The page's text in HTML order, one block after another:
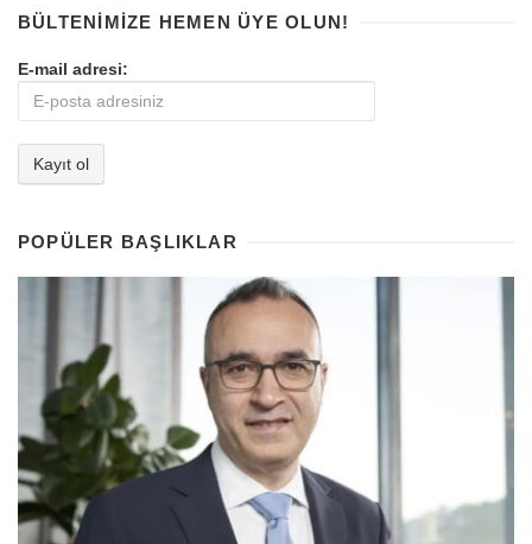
BÜLTENIMIZE HEMEN ÜYE OLUN!
E-mail adresi:
POPÜLER BAŞLIKLAR